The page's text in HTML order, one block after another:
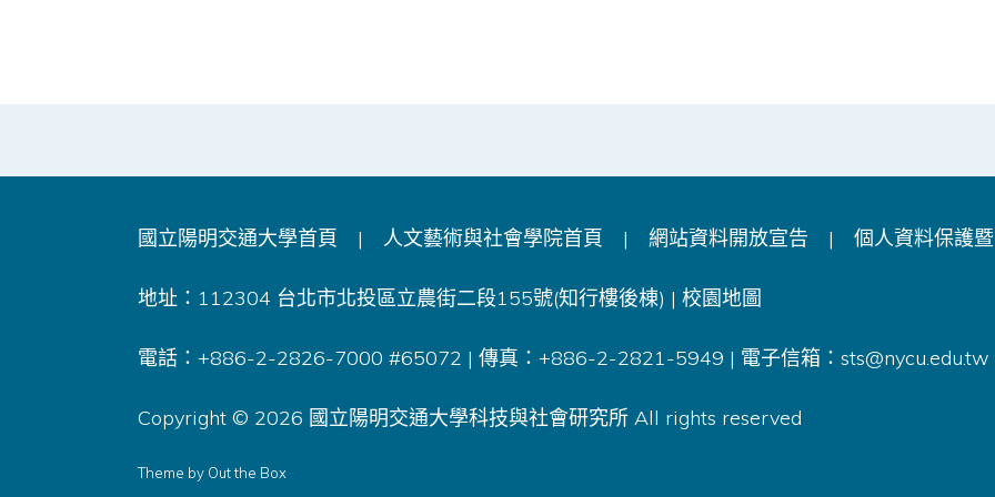
國立陽明交通大學首頁 | 人文藝術與社會學院首頁 | 網站資料開放宣告 | 個人資料保護
地址：112304 台北市北投區立農街二段155號(知行樓後棟) | 校園地圖
電話：+886-2-2826-7000 #65072 | 傳真：+886-2-2821-5949 | 電子信箱： sts@nycu.edu.tw
Copyright © 2026 國立陽明交通大學科技與社會研究所 All rights reserved
Theme by Out the Box